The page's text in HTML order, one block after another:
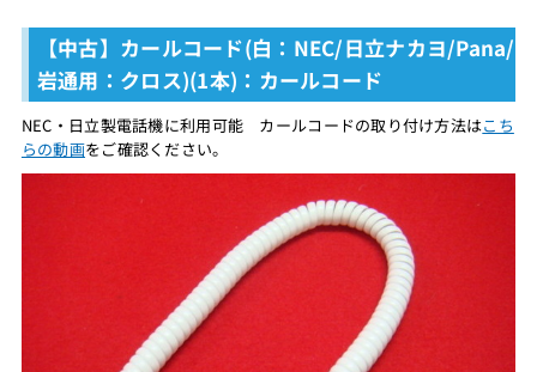
【中古】カールコード(白：NEC/日立ナカヨ/Pana/
岩通用：クロス)(1本)：カールコード
NEC・日立製電話機に利用可能 カールコードの取り付け方法はこち
らの動画をご確認ください。